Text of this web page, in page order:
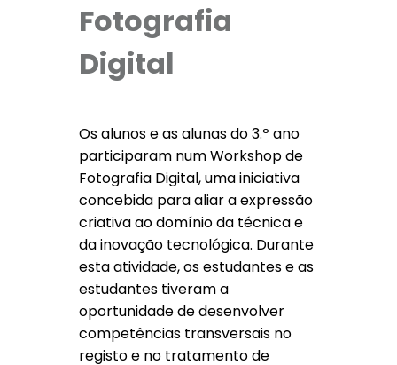
Fotografia
Digital
Os alunos e as alunas do 3.º ano
participaram num Workshop de
Fotografia Digital, uma iniciativa
concebida para aliar a expressão
criativa ao domínio da técnica e
da inovação tecnológica. Durante
esta atividade, os estudantes e as
estudantes tiveram a
oportunidade de desenvolver
competências transversais no
registo e no tratamento de